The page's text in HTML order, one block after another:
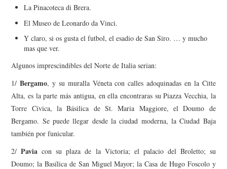
La Pinacoteca di Brera.
El Museo de Leonardo da Vinci.
Y claro, si os gusta el futbol, el esadio de San Siro. … y mucho
mas que ver.
Algunos imprescindibles del Norte de Italia serian:
1/Bergamo, y su muralla Véneta con calles adoquinadas en la Citte
Alta, es la parte más antigua, en ella encontraras su Piazza Vecchia, la
Torre Cívica, la Básilica de St. Maria Maggiore, el Doumo de
Bergamo. Se puede llegar desde la ciudad moderna, la Ciudad Baja
también por funicular.
2/Pavia con su plaza de la Victoria; el palacio del Broletto; su
Doumo; la Basílica de San Miguel Mayor; la Casa de Hugo Foscolo y